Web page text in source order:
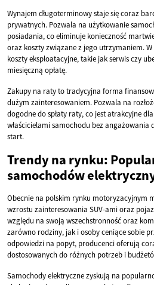
Wynajem długoterminowy staje się coraz
prywatnych. Pozwala na użytkowanie
posiadania, co eliminuje konieczność
oraz koszty związane z jego utrzymaniem.
koszty eksploatacyjne, takie jak serwis czy
miesięczną opłatę.
Zakupy na raty to tradycyjna forma
dużym zainteresowaniem. Pozwala na
dogodne do spłaty raty, co jest atrakcyjne
właścicielami samochodu bez angażowania
start.
Trendy na rynku:
samochodów
Obecnie na polskim rynku motoryzacyjnym
wzrostu zainteresowania SUV-ami oraz
względu na swoją wszechstronność oraz
zarówno rodziny, jak i osoby ceniące sobie
odpowiedzi na popyt, producenci oferują
dostosowanych do różnych potrzeb i
Samochody elektryczne zyskują na